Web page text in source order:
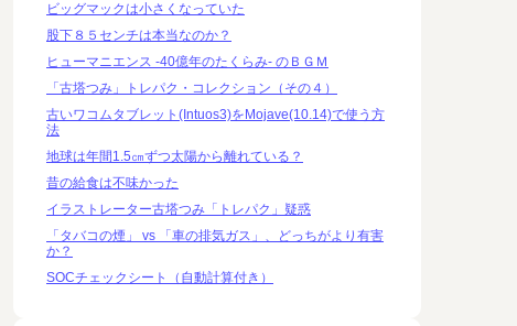
ビッグマックは小さくなっていた
股下８５センチは本当なのか？
ヒューマニエンス -40億年のたくらみ- のＢＧＭ
「古塔つみ」トレパク・コレクション（その４）
古いワコムタブレット(Intuos3)をMojave(10.14)で使う方
法
地球は年間1.5㎝ずつ太陽から離れている？
昔の給食は不味かった
イラストレーター古塔つみ「トレパク」疑惑
「タバコの煙」 vs 「車の排気ガス」、どっちがより有害
か？
SOCチェックシート（自動計算付き）